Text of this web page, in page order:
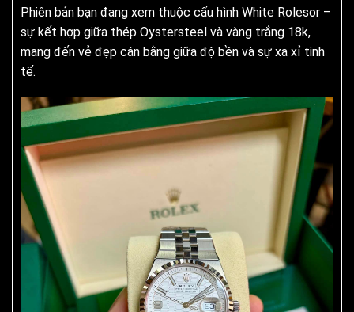
Phiên bản bạn đang xem thuộc cấu hình White Rolesor –
sự kết hợp giữa thép Oystersteel và vàng trắng 18k,
mang đến vẻ đẹp cân bằng giữa độ bền và sự xa xỉ tinh
tế.